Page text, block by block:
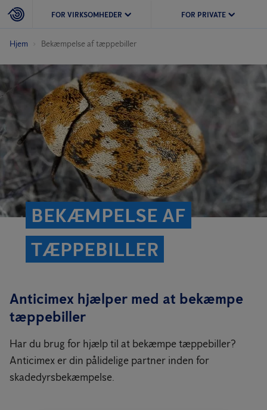
FOR VIRKSOMHEDER FOR PRIVATE
Hjem Bekæmpelse af tæppebiller
BEKÆMPELSE AF
TÆPPEBILLER
Anticimex hjælper med at bekæmpe
tæppebiller
Har du brug for hjælp til at bekæmpe tæppebiller?
Anticimex er din pålidelige partner inden for
skadedyrsbekæmpelse.